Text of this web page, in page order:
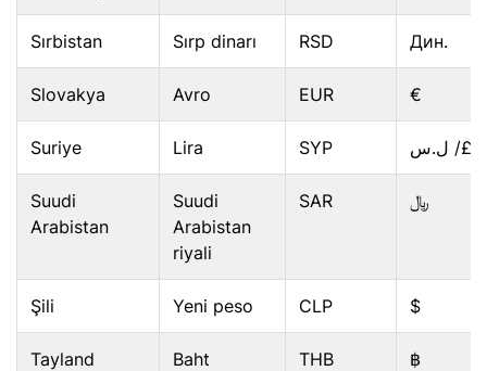
Sırbistan Sırp dinarı RSD Дин.
Slovakya Avro EUR €
Suriye Lira SYP ل.س /£
Suudi
Arabistan
Suudi
Arabistan
riyali
SAR ﷼
Şili Yeni peso CLP $
Tayland Baht THB ฿